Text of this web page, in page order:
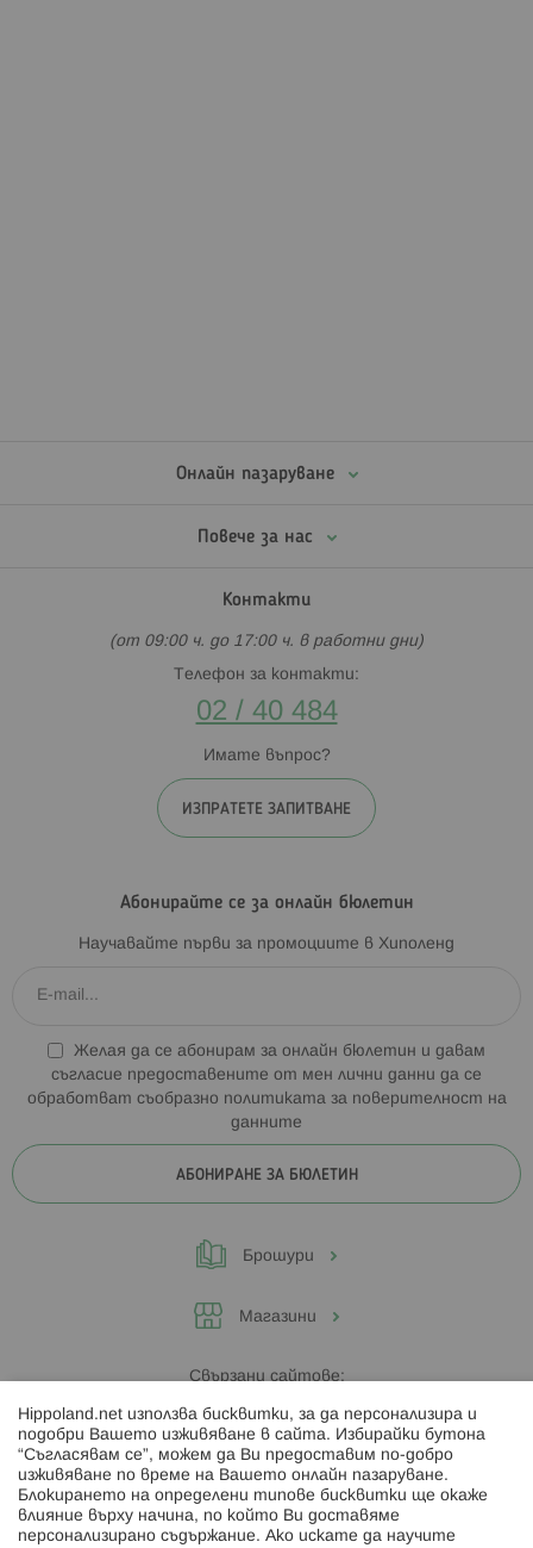
Онлайн пазаруване
Повече за нас
Контакти
(от 09:00 ч. до 17:00 ч. в работни дни)
Телефон за контакти:
02 / 40 484
Имате въпрос?
ИЗПРАТЕТЕ ЗАПИТВАНЕ
Абонирайте се за онлайн бюлетин
Научавайте първи за промоциите в Хиполенд
Желая да се абонирам за онлайн бюлетин и давам
съгласие предоставените от мен лични данни да се
обработват съобразно политиката за поверителност на
данните
АБОНИРАНЕ ЗА БЮЛЕТИН
Брошури
Магазини
Свързани сайтове:
Hippoland.ro
Последвайте ни:
Hippoland.net използва бисквитки, за да персонализира и
подобри Вашето изживяване в сайта. Избирайки бутона
“Съгласявам се”, можем да Ви предоставим по-добро
изживяване по време на Вашето онлайн пазаруване.
Блокирането на определени типове бисквитки ще окаже
влияние върху начина, по който Ви доставяме
персонализирано съдържание. Ако искате да научите